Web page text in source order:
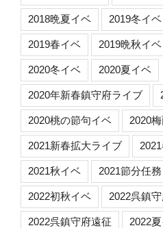
2018晩夏イベ 2019冬イベ
2019春イベ 2019晩秋イベ
2020冬イベ 2020夏イベ
2020年新春鎮守府ライブ
2020桃の節句イベ 2020
2021新春拡大ライブ
2021秋イベ 2021節分任務
2022初秋イベ 2022呉鎮
2022呉鎮守府遠征 2022